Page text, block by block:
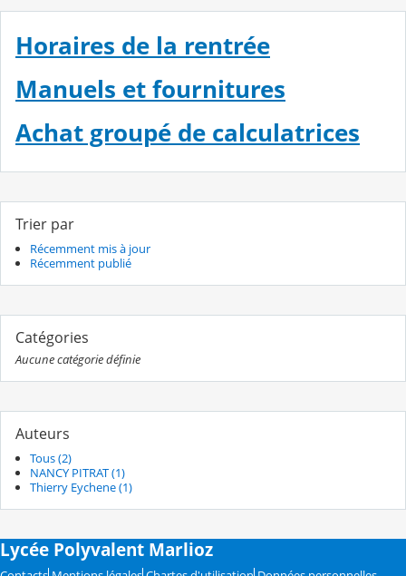
Horaires de la rentrée
Manuels et fournitures
Achat groupé de calculatrices
Trier par
Récemment mis à jour
Récemment publié
Catégories
Aucune catégorie définie
Auteurs
Tous (2)
NANCY PITRAT (1)
Thierry Eychene (1)
Lycée Polyvalent Marlioz